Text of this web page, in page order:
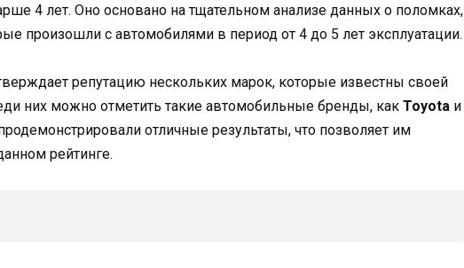
4 лет. Оно основано на тщательном анализе данных о поломках,
произошли с автомобилями в период от 4 до 5 лет эксплуатации.
репутацию нескольких марок, которые известны своей
них можно отметить такие автомобильные бренды, как Toyota и
отличные результаты, что позволяет им
рейтинге.